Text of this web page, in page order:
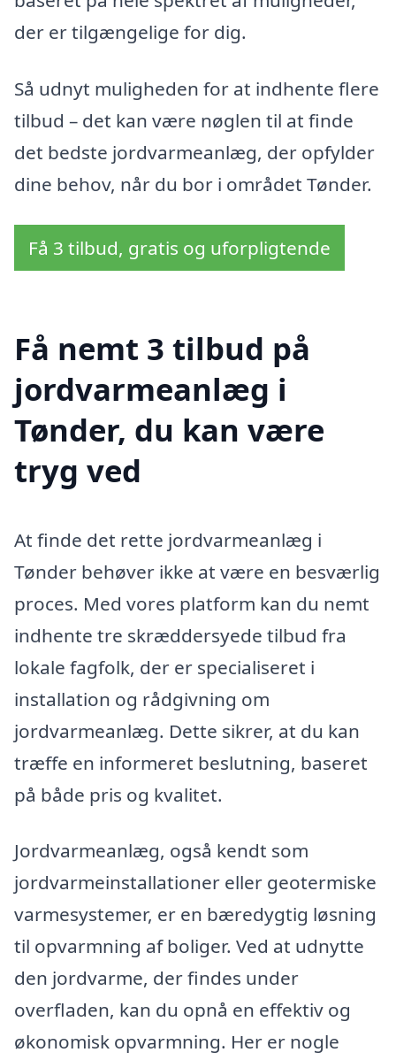
der er tilgængelige for dig.
Så udnyt muligheden for at indhente flere
tilbud – det kan være nøglen til at finde
det bedste jordvarmeanlæg, der opfylder
dine behov, når du bor i området Tønder.
Få 3 tilbud, gratis og uforpligtende
Få nemt 3 tilbud på
jordvarmeanlæg i
Tønder, du kan være
tryg ved
At finde det rette jordvarmeanlæg i
Tønder behøver ikke at være en besværlig
proces. Med vores platform kan du nemt
indhente tre skræddersyede tilbud fra
lokale fagfolk, der er specialiseret i
installation og rådgivning om
jordvarmeanlæg. Dette sikrer, at du kan
træffe en informeret beslutning, baseret
på både pris og kvalitet.
Jordvarmeanlæg, også kendt som
jordvarmeinstallationer eller geotermiske
varmesystemer, er en bæredygtig løsning
til opvarmning af boliger. Ved at udnytte
den jordvarme, der findes under
overfladen, kan du opnå en effektiv og
økonomisk opvarmning. Her er nogle